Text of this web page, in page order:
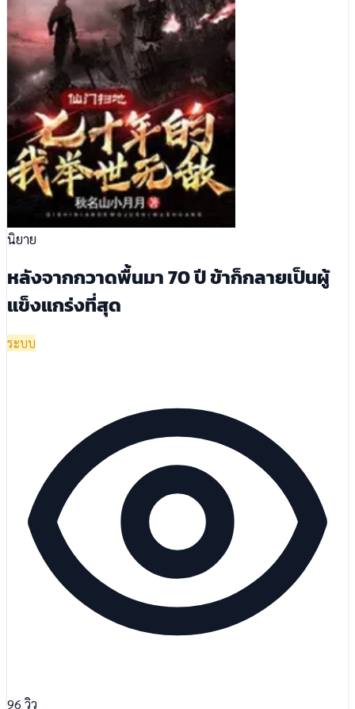
นิยาย
หลังจากกวาดพื้นมา 70 ปี ข้าก็กลายเป็นผู้
แข็งแกร่งที่สุด
ระบบ
96 วิว